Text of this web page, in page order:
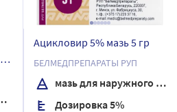
Ацикловир 5% мазь 5 гр
БЕЛМЕДПРЕПАРАТЫ РУП
мазь для наружного применения
Дозировка 5%